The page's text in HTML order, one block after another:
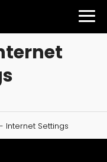
Internet Settings